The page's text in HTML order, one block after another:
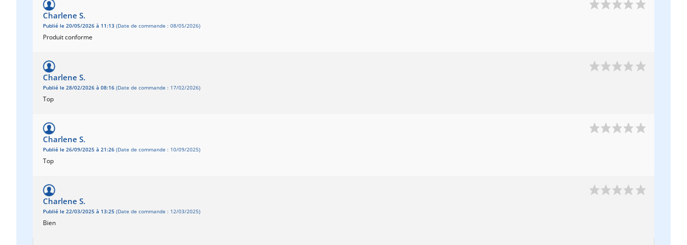
Charlene S.
Publié le 20/05/2026 à 11:13 (Date de commande : 08/05/2026)
Produit conforme
Charlene S.
Publié le 28/02/2026 à 08:16 (Date de commande : 17/02/2026)
Top
Charlene S.
Publié le 26/09/2025 à 21:26 (Date de commande : 10/09/2025)
Top
Charlene S.
Publié le 22/03/2025 à 13:25 (Date de commande : 12/03/2025)
Bien